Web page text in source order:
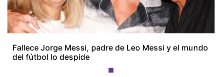
Fallece Jorge Messi, padre de Leo Messi y el mundo
del fútbol lo despide